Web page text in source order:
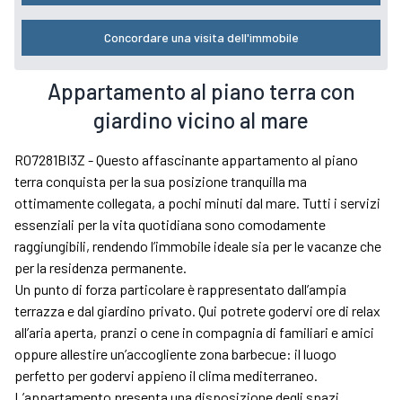
Appartamento al piano terra con
giardino vicino al mare
R07281BI3Z - Questo affascinante appartamento al piano
terra conquista per la sua posizione tranquilla ma
ottimamente collegata, a pochi minuti dal mare. Tutti i servizi
essenziali per la vita quotidiana sono comodamente
raggiungibili, rendendo l’immobile ideale sia per le vacanze che
per la residenza permanente.
Un punto di forza particolare è rappresentato dall’ampia
terrazza e dal giardino privato. Qui potrete godervi ore di relax
all’aria aperta, pranzi o cene in compagnia di familiari e amici
oppure allestire un’accogliente zona barbecue: il luogo
perfetto per godervi appieno il clima mediterraneo.
Concordare una visita dell'immobile